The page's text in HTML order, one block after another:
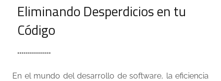
Eliminando Desperdicios en tu
Código
En el mundo del desarrollo de software, la eficiencia